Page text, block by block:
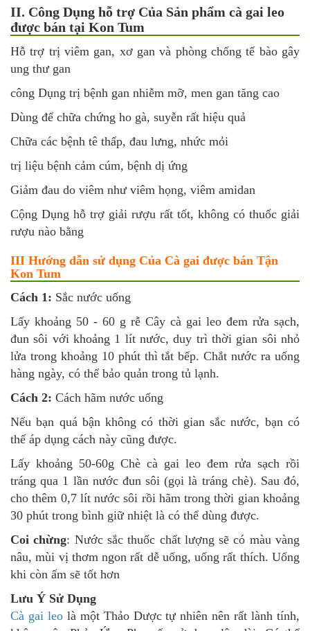
II. Công Dụng hỗ trợ Của Sản phẩm cà gai leo
được bán tại Kon Tum
Hỗ trợ trị viêm gan, xơ gan và phòng chống tế bào gây
ung thư gan
công Dụng trị bệnh gan nhiễm mỡ, men gan tăng cao
Dùng để chữa chứng ho gà, suyễn rất hiệu quả
Chữa các bệnh tê thấp, đau lưng, nhức mỏi
trị liệu bệnh cảm cúm, bệnh dị ứng
Giảm đau do viêm như viêm họng, viêm amidan
Cộng Dụng hỗ trợ giải rượu rất tốt, không có thuốc giải
rượu nào bằng
III Hướng dẫn sử dụng Của Cà gai được bán Tận
Kon Tum
Cách 1: Sắc nước uống
Lấy khoảng 50 - 60 g rễ Cây cà gai leo đem rửa sạch,
đun sôi với khoảng 1 lít nước, duy trì thời gian sôi nhỏ
lửa trong khoảng 10 phút thì tắt bếp. Chắt nước ra uống
hàng ngày, có thể bảo quản trong tủ lạnh.
Cách 2: Cách hãm nước uống
Nếu bạn quá bận không có thời gian sắc nước, bạn có
thể áp dụng cách này cũng được.
Lấy khoảng 50-60g Chè cà gai leo đem rửa sạch rồi
tráng qua 1 lần nước đun sôi (gọi là tráng chè). Sau đó,
cho thêm 0,7 lít nước sôi rồi hãm trong thời gian khoảng
30 phút trong bình giữ nhiệt là có thể dùng được.
Coi chừng: Nước sắc thuốc chất lượng sẽ có màu vàng
nâu, mùi vị thơm ngon rất dễ uống, uống rất thích. Uống
khi còn ấm sẽ tốt hơn
Lưu Ý Sử Dụng
Cà gai leolà một Thảo Dược tự nhiên nên rất lành tính,